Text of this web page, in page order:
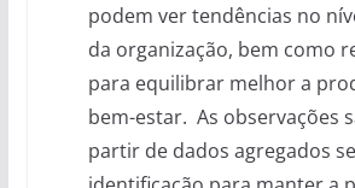
podem ver tendências no
da organização, bem como
para equilibrar melhor a
bem-estar. As observações
partir de dados agregados